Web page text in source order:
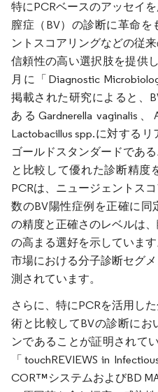
特にPCRベースのアッセイ
膣症（BV）の診断に革命を
ントスコアリングなどの従
信頼性の高い選択肢を提供
月に「Diagnostic
掲載された研究によると、
あるGardnerella vaginalis
Lactobacillus spp.に対する
ゴールドスタンダードであ
と比較して優れた診断精度
PCRは、ニュージェントス
数のBV陽性症例を正確に同
の精度と正確さのレベルは
の高まる選好を示していま
市場における分子診断セグ
測されています。
さらに、特にPCRを活用し
術と比較してBVの診断にお
ンであることが証明されて
「touchREVIEWS in
COR™システムおよびBD